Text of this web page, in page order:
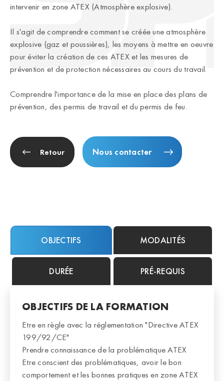
intervenir en zone ATEX (Atmosphère explosive).
Il s'agit de comprendre comment se créée une atmosphère
explosive (gaz et poussières), les moyens à mettre en oeuvre
pour éviter la création de ces ATEX et les mesures de
prévention et de protection nécessaires au cours du travail.
Comprendre l'importance de la mise en place des plans de
prévention, des permis de travail et du permis de feu.
Retour Nous contacter
OBJECTIFS MODALITÉS
DURÉE PRÉ-REQUIS
OBJECTIFS DE LA FORMATION
Etre en règle avec la réglementation "Directive ATEX
199/92/CE"
Prendre connaissance de la problématique ATEX
Etre conscient des problématiques, avoir le bon
comportement et les bonnes pratiques en zone ATEX